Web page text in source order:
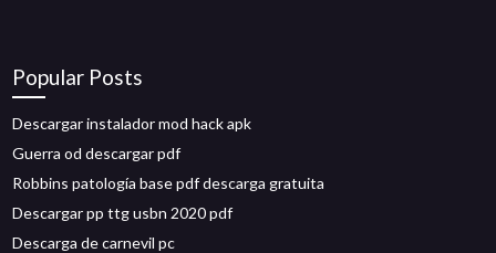
Popular Posts
Descargar instalador mod hack apk
Guerra od descargar pdf
Robbins patología base pdf descarga gratuita
Descargar pp ttg usbn 2020 pdf
Descarga de carnevil pc